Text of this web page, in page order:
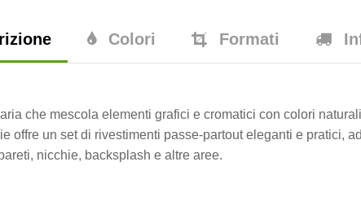
Colori Formati
che mescola elementi grafici e cromatici con colori
offre un set di rivestimenti passe-partout eleganti e pratici,
nicchie, backsplash e altre aree.